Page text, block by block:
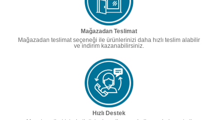
Mağazadan Teslimat
Mağazadan teslimat seçeneği ile ürünlerinizi daha hızlı teslim alabilir
ve indirim kazanabilirsiniz.
Hızlı Destek